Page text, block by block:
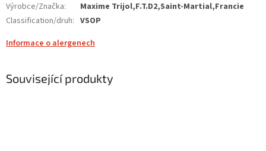
Výrobce/Značka:
Maxime Trijol,F.T.D2,Saint-Martial,Francie
Classification/druh: VSOP
Informace o alergenech
Související produkty